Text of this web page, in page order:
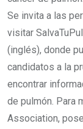
Se invita a las
visitar
(inglés), donde
candidatos a la
encontrar
de pulmón. Para
Association,